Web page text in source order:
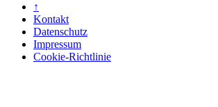
↑
Kontakt
Datenschutz
Impressum
Cookie-Richtlinie